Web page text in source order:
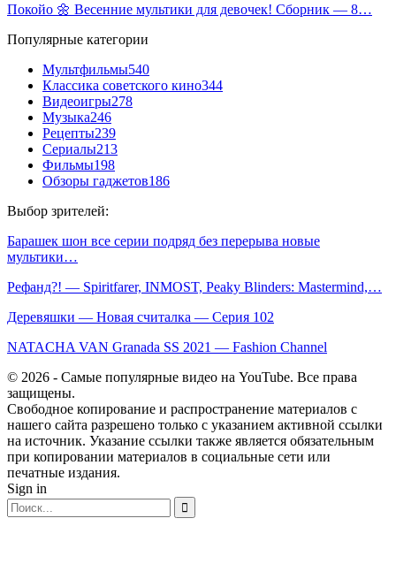
Покойо 🌼 Весенние мультики для девочек! Сборник — 8…
Популярные категории
Мультфильмы540
Классика советского кино344
Видеоигры278
Музыка246
Рецепты239
Сериалы213
Фильмы198
Обзоры гаджетов186
Выбор зрителей:
Барашек шон все серии подряд без перерыва новые
мультики…
Рефанд?! — Spiritfarer, INMOST, Peaky Blinders: Mastermind,…
Деревяшки — Новая считалка — Серия 102
NATACHA VAN Granada SS 2021 — Fashion Channel
© 2026 - Самые популярные видео на YouTube. Все права
защищены.
Свободное копирование и распространение материалов с
нашего сайта разрешено только с указанием активной ссылки
на источник. Указание ссылки также является обязательным
при копировании материалов в социальные сети или
печатные издания.
Sign in